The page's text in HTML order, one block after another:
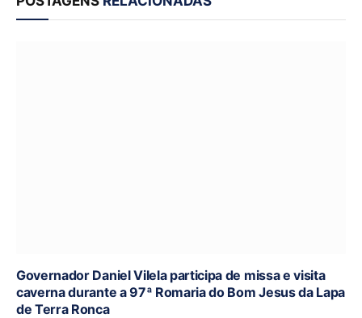
Governador Daniel Vilela participa de missa e visita
caverna durante a 97ª Romaria do Bom Jesus da Lapa
de Terra Ronca